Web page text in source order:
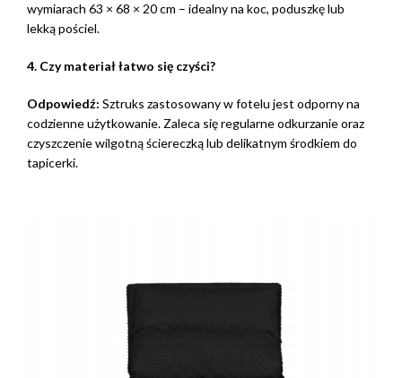
wymiarach 63 × 68 × 20 cm – idealny na koc, poduszkę lub
lekką pościel.
4. Czy materiał łatwo się czyści?
Odpowiedź: Sztruks zastosowany w fotelu jest odporny na
codzienne użytkowanie. Zaleca się regularne odkurzanie oraz
czyszczenie wilgotną ściereczką lub delikatnym środkiem do
tapicerki.